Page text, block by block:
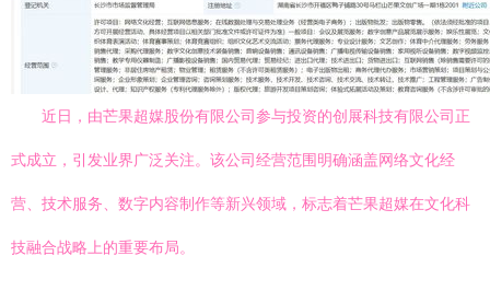
近日，由芒果超媒股份有限公司参与投资的创展科技有限公司正
式成立，引发业界广泛关注。该公司经营范围明确涵盖网络文化经
营、技术服务、数字内容制作等新兴领域，标志着芒果超媒在文化科
技融合战略上的重要布局。